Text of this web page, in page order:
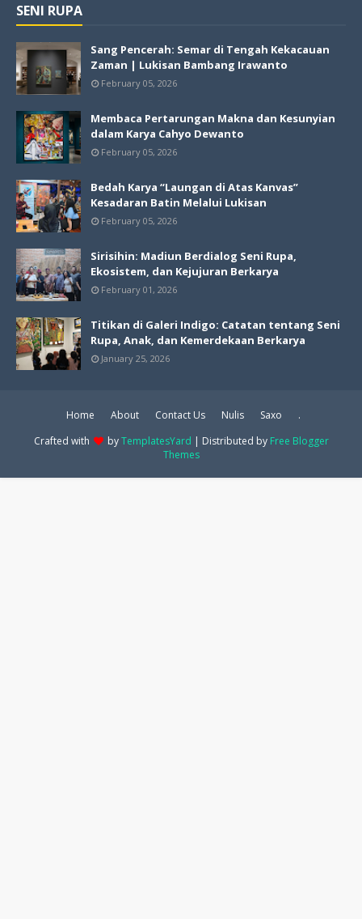
SENI RUPA
Sang Pencerah: Semar di Tengah Kekacauan
Zaman | Lukisan Bambang Irawanto
February 05, 2026
Membaca Pertarungan Makna dan Kesunyian
dalam Karya Cahyo Dewanto
February 05, 2026
Bedah Karya “Laungan di Atas Kanvas”
Kesadaran Batin Melalui Lukisan
February 05, 2026
Sirisihin: Madiun Berdialog Seni Rupa,
Ekosistem, dan Kejujuran Berkarya
February 01, 2026
Titikan di Galeri Indigo: Catatan tentang Seni
Rupa, Anak, dan Kemerdekaan Berkarya
January 25, 2026
Home About Contact Us Nulis Saxo
.
Crafted with
byTemplatesYard | Distributed by Free Blogger
Themes